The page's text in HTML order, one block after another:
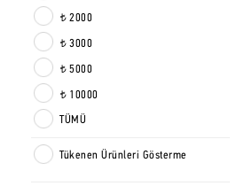
t2000
t3000
t5000
t10000
TÜMÜ
Tükenen Ürünleri Gösterme